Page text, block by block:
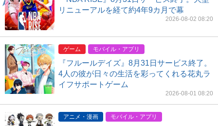
リニューアルを経て約4年9カ月で幕
2026-08-02 08:20
ゲーム モバイル・アプリ
『フルールデイズ』8月31日サービス終了。
4人の彼が日々の生活を彩ってくれる花丸ラ
イフサポートゲーム
2026-08-01 08:20
アニメ・漫画 モバイル・アプリ